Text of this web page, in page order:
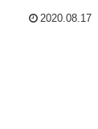
2020.08.17